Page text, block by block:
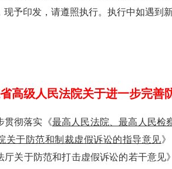
现予印发，请遵照执行。执行中如遇到
高级人民法院关于进一步完善
贯彻落实《最高人民法院、最高人民检
关于防范和制裁虚假诉讼的指导意见
厅关于防范和打击虚假诉讼的若干意